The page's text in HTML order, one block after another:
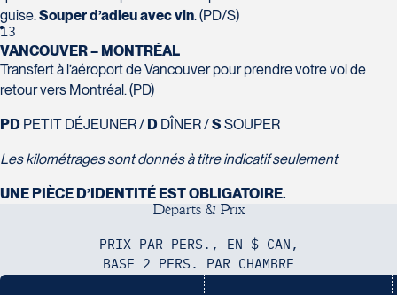
guise.Souper d’adieu avec vin. (PD/S)
13
VANCOUVER – MONTRÉAL
Transfert à l’aéroport de Vancouver pour prendre votre vol de
retour vers Montréal. (PD)
PD PETIT DÉJEUNER / D DÎNER /S SOUPER
Les kilométrages sont donnés à titre indicatif seulement
UNE PIÈCE D’IDENTITÉ EST OBLIGATOIRE.
Départs & Prix
PRIX PAR PERS., EN $ CAN,
BASE 2 PERS. PAR CHAMBRE